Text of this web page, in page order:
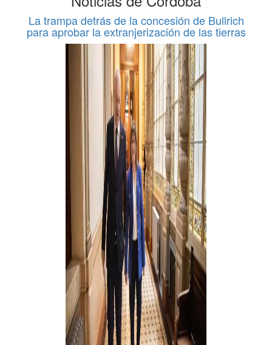
La trampa detrás de la concesión de Bullrich
para aprobar la extranjerización de las tierras